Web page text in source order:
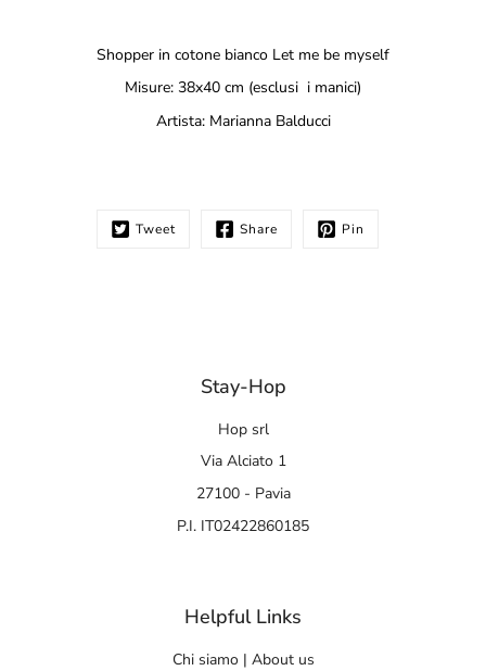
Shopper in cotone bianco Let me be myself
Misure: 38x40 cm (esclusi i manici)
Artista: Marianna Balducci
Tweet Share Pin
Stay-Hop
Hop srl
Via Alciato 1
27100 - Pavia
P.I. IT02422860185
Helpful Links
Chi siamo | About us